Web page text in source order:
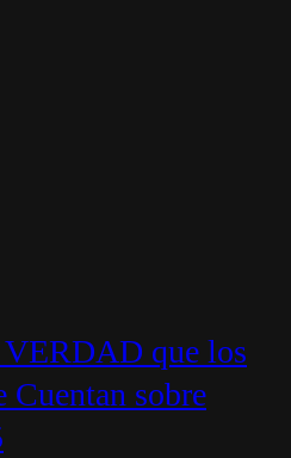
VERDAD que los
Cuentan sobre